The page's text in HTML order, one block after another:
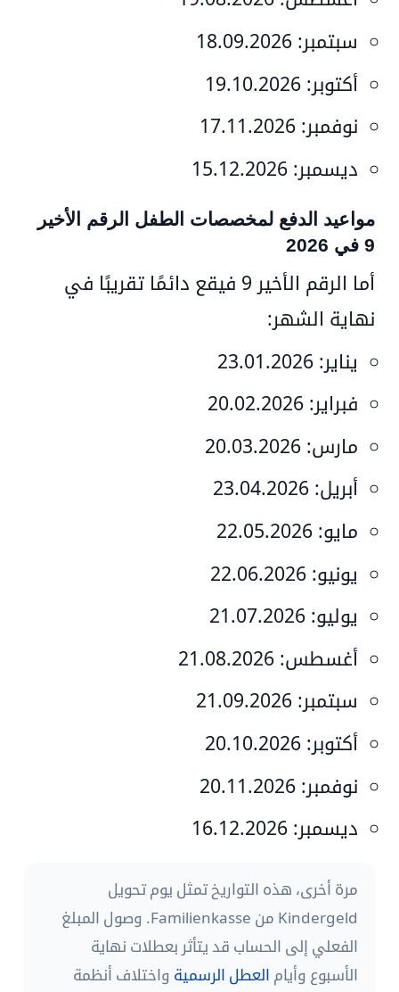
سبتمبر: 18.09.2026
أكتوبر: 19.10.2026
نوفمبر: 17.11.2026
ديسمبر: 15.12.2026
مواعيد الدفع لمخصصات الطفل الرقم الأخير
9 في 2026
أما الرقم الأخير 9
فيقع دائمًا تقريبًا في
نهاية الشهر:
يناير: 23.01.2026
فبراير: 20.02.2026
مارس: 20.03.2026
أبريل: 23.04.2026
مايو: 22.05.2026
يونيو: 22.06.2026
يوليو: 21.07.2026
أغسطس: 21.08.2026
سبتمبر: 21.09.2026
أكتوبر: 20.10.2026
نوفمبر: 20.11.2026
ديسمبر: 16.12.2026
مرة أخرى، هذه التواريخ تمثل يوم تحويل
Kindergeld من Familienkasse. وصول المبلغ
الفعلي إلى الحساب قد يتأثر بعطلات نهاية
الأسبوع وأيام العطل الرسمية واختلاف أنظمة